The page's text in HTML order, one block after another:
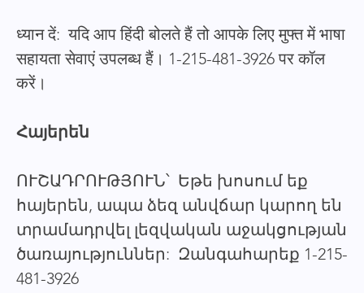
ध्यान दें: यदि आप हिंदी बोलते हैं तो आपके लिए मुफ्त में भाषा
सहायता सेवाएं उपलब्ध हैं। 1-215-481-3926 पर कॉल
करें।
Հայերեն
ՈՒՇԱԴՐՈՒԹՅՈՒՆ՝ Եթե խոսում եք
հայերեն, ապա ձեզ անվճար կարող են
տրամադրվել լեզվական աջակցության
ծառայություններ: Զանգահարեք 1-215-
481-3926